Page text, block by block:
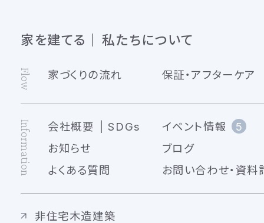
家を建てる 私たちについて
Flow 家づくりの流れ 保証・アフターケア
Information 会社概要 SDGs イベント情報
5
お知らせ
ブログ
よくある質問
お問い合わせ・資料
非住宅木造建築